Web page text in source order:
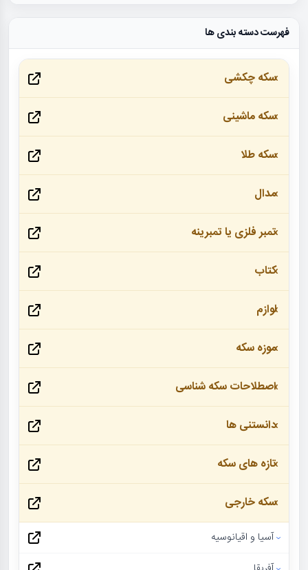
فهرست دسته بندی ها
سکه چکشی
سکه ماشینی
سکه طلا
مدال
تمبر فلزی یا تمبرینه
کتاب
لوازم
موزه سکه
اصطلاحات سکه شناسی
دانستنی ها
تازه های سکه
سکه خارجی
آسیا و اقیانوسیه